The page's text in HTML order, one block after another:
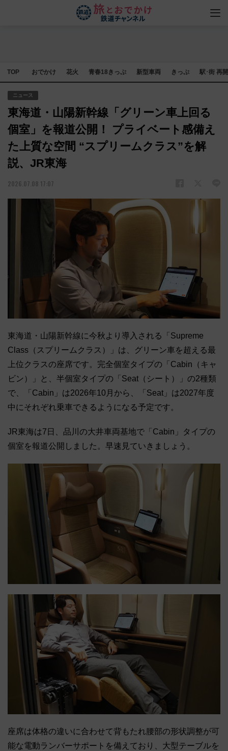
TOP おでかけ 花火 青春18きっぷ 新型車両 きっぷ 駅･街 再
ニュース
東海道・山陽新幹線「グリーン車上回る
個室」を報道公開！ プライベート感備え
た上質な空間 “スプリームクラス”を解
説、JR東海
2026.07.08 17:07
東海道・山陽新幹線に今秋より導入される「Supreme
Class（スプリームクラス）」は、グリーン車を超える最
上位クラスの座席です。完全個室タイプの「Cabin（キャ
ビン）」と、半個室タイプの「Seat（シート）」の2種類
で、「Cabin」は2026年10月から、「Seat」は2027年度
中にそれぞれ乗車できるようになる予定です。
JR東海は7日、品川の大井車両基地で「Cabin」タイプの
個室を報道公開しました。早速見ていきましょう。
座席は体格の違いに合わせて背もたれ腰部の形状調整が可
能な電動ランバーサポートを備えており、大型テーブルを